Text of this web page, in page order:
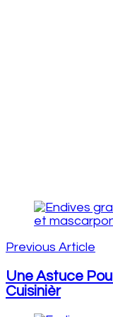
Post
Navigation
Previous Article
Une Astuce
Cuisinièr